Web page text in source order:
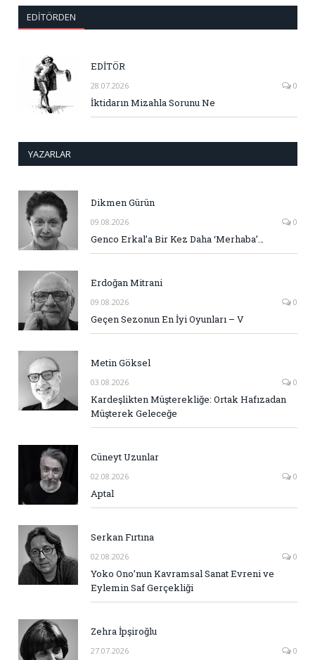
EDITÖRDEN
EDİTÖR
28.07.2026 0
İktidarın Mizahla Sorunu Ne
YAZARLAR
Dikmen Gürün
09.08.2026 0
Genco Erkal’a Bir Kez Daha ‘Merhaba’…
Erdoğan Mitrani
09.08.2026 0
Geçen Sezonun En İyi Oyunları – V
Metin Göksel
03.08.2026 0
Kardeşlikten Müşterekliğe: Ortak Hafızadan
Müşterek Geleceğe
Cüneyt Uzunlar
02.08.2026 0
Aptal
Serkan Fırtına
02.08.2026 0
Yoko Ono’nun Kavramsal Sanat Evreni ve
Eylemin Saf Gerçekliği
Zehra İpşiroğlu
27.07.2026 0